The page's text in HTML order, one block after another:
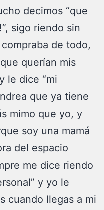
decimos “que
sigo riendo sin
de todo,
querían mis
le dice “mi
que ya tiene
mimo que yo, y
soy una mamá
del espacio
me dice riendo
y yo le
cuando llegas a mi